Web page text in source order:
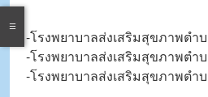
-โรงพยาบาลส่งเสริมสุขภาพต
-โรงพยาบาลส่งเสริมสุขภาพตำ
-โรงพยาบาลส่งเสริมสุขภาพต